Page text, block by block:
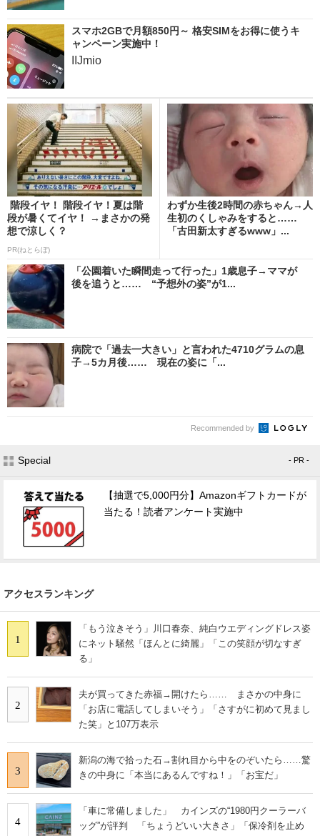
スマホ2GBで月額850円～ 格安SIMをお得に使うキ
ャンペーン実施中！
IIJmio
階段イヤ！ 階段イヤ！夏は階
段が暑くてイヤ！ →まさかの発
想で涼しく？
PR(ねとらぼ)
わずか生後2時間の赤ちゃん→人
生初のくしゃみをすると……
「古田新太すぎるwww」...
「公園着いた瞬間走って行った」1歳息子→ママが
後を追うと…… “予想外の姿”が1...
病院で「過去一大きい」と言われた4710グラムの息
子→5カ月後…… 現在の姿に「...
Recommended by
Special - PR -
【抽選で5,000円分】Amazonギフトカードが
当たる！読者アンケート実施中
アクセスランキング
1
「もう泣きそう」川口春奈、純白ウエディングドレス姿
にネット騒然「ほんとに綺麗」「この笑顔が切なすぎ
る」
2
夫が買ってきた赤福→開けたら…… まさかの中身に
「お店に電話してしまいそう」「さすがに初めて見まし
た笑」と107万表示
3
新潟の海で拾った石→割れ目から中をのぞいたら……驚
きの中身に「本当にあるんですね！」「お宝だ」
4
「車に常備しました」 カインズの“1980円クーラーバ
ッグ”が評判 「ちょうどいい大きさ」「保冷剤を止め